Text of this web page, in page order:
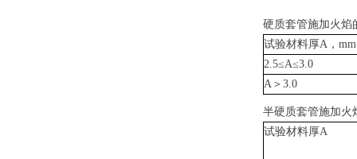
硬质套管施加火焰
试验材料厚A，
2.5≤A≤3.0
A＞3.0
半硬质套管施加火
试验材料厚A